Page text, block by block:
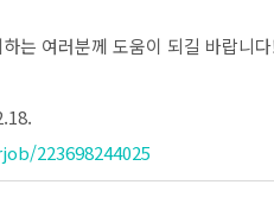
는 여러분께 도움이 되길 바랍니
223698244025